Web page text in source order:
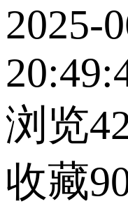
2025-
浏览
收藏